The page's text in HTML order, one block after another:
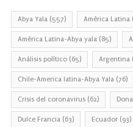
Abya Yala (557) América Latina
América Latina-Abya yala (85)
Análisis político (65) Argentina
Chile-America latina-Abya Yala (76)
Crisis del coronavirus (62)
Dulce Francia (63) Ecuador (93)